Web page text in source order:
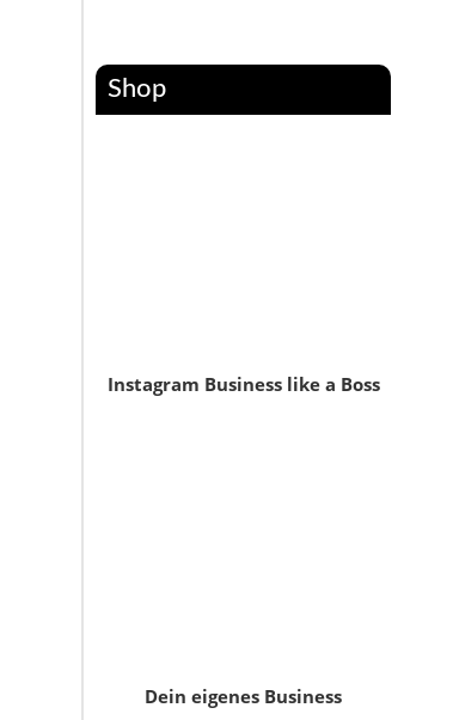
Shop
Instagram Business like a Boss
Dein eigenes Business